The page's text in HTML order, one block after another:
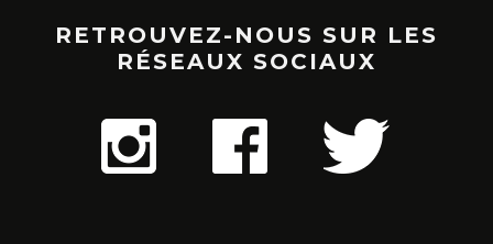
RETROUVEZ-NOUS SUR LES
RÉSEAUX SOCIAUX